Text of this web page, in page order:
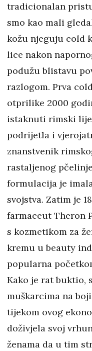
tradicionalan
smo kao mali
kožu njeguju cold
lice nakon
podužu blistavu
razlogom. Prva
otprilike 2000
istaknuti rimski
podrijetla i
znanstvenik
rastaljenog
formulacija je
svojstva. Zatim je
farmaceut Theron
s kozmetikom za
kremu u beauty
popularna
Kako je rat buktio,
muškarcima na
tijekom ovog
doživjela svoj
ženama da u tim